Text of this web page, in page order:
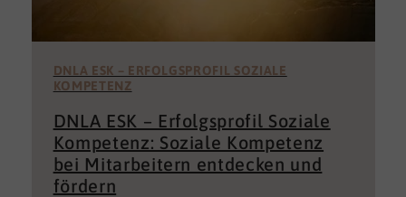
DNLA ESK – ERFOLGSPROFIL SOZIALE
KOMPETENZ
DNLA ESK – Erfolgsprofil Soziale
Kompetenz: Soziale Kompetenz
bei Mitarbeitern entdecken und
fördern